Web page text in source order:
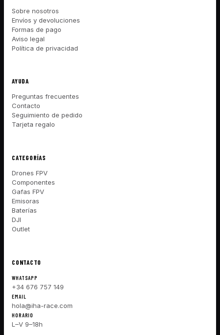
Sobre nosotros
Envíos y devoluciones
Formas de pago
Aviso legal
Política de privacidad
AYUDA
Preguntas frecuentes
Contacto
Seguimiento de pedido
Tarjeta regalo
CATEGORÍAS
Drones FPV
Componentes
Gafas FPV
Emisoras
Baterías
DJI
Outlet
CONTACTO
WHATSAPP
+34 676 757 149
EMAIL
hola@iha-race.com
HORARIO
L–V 9–18h